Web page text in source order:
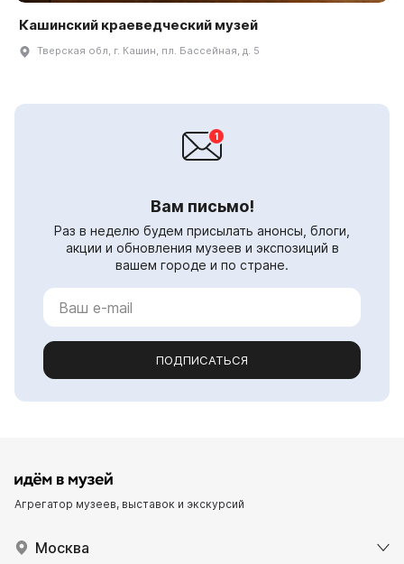
Кашинский краеведческий музей
Тверская обл, г. Кашин, пл. Бассейная, д. 5
Вам письмо!
Раз в неделю будем присылать анонсы, блоги,
акции и обновления музеев и экспозиций в
вашем городе и по стране.
ПОДПИСАТЬСЯ
Агрегатор музеев, выставок и экскурсий
Москва